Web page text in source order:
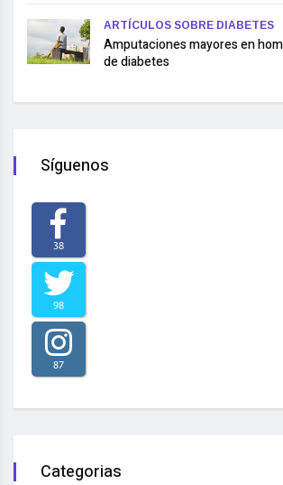
ARTÍCULOS SOBRE DIABETES
Amputaciones mayores en
de diabetes
Síguenos
38
98
87
Categorias